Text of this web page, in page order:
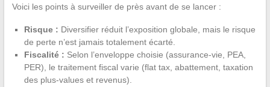
Voici les points à surveiller de près avant de se lancer :
Risque : Diversifier réduit l’exposition globale, mais le risque
de perte n’est jamais totalement écarté.
Fiscalité : Selon l’enveloppe choisie (assurance-vie, PEA,
PER), le traitement fiscal varie (flat tax, abattement, taxation
des plus-values et revenus).